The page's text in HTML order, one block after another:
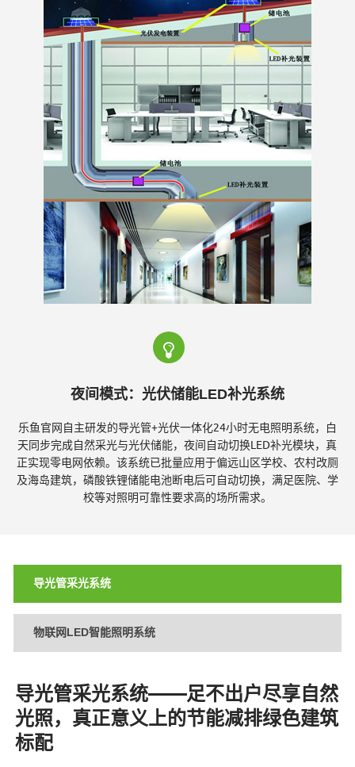
采
光
系
统
伏
明
夜间模式：光伏储能LED补光系统
乐鱼官网自主研发的导光管+光伏一体化24小时无电照明系统，白
天同步完成自然采光与光伏储能，夜间自动切换LED补光模块，真
正实现零电网依赖。该系统已批量应用于偏远山区学校、农村改厕
及海岛建筑，磷酸铁锂储能电池断电后可自动切换，满足医院、学
校等对照明可靠性要求高的场所需求。
导光管采光系统
物联网LED智能照明系统
导光管采光系统——足不出户尽享自然
光照，真正意义上的节能减排绿色建筑
标配